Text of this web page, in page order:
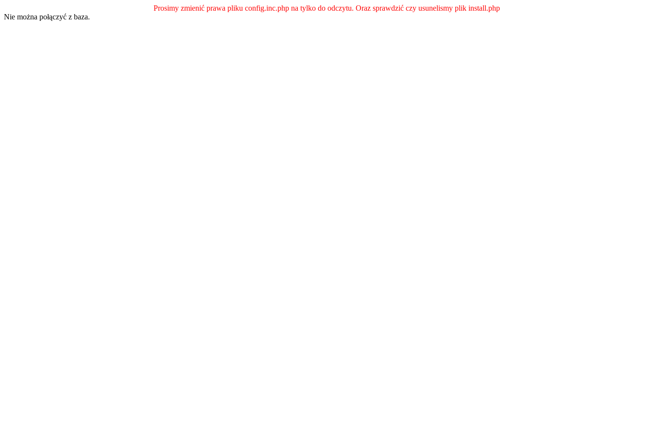
Prosimy zmienić prawa pliku config.inc.php na tylko do odczytu. Oraz sprawdzić czy usunelismy plik install.php
Nie można połączyć z baza.